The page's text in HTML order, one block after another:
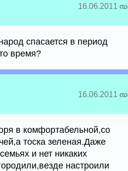
16.06.2011
спасается в период
время?
16.06.2011
в комфортабельной,со
тоска зеленая.Даже
и нет никаких
настроили